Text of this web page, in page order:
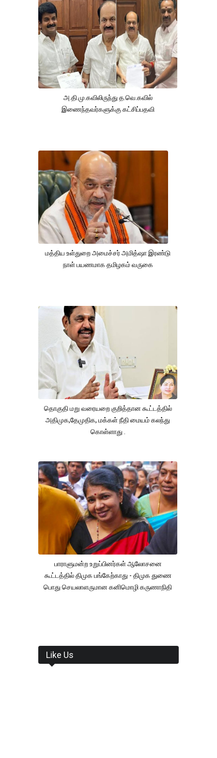
அ.தி.மு.கவிலிருந்து த.வெ.கவில்
இணைந்தவர்களுக்கு கட்சிப்பதவி
மத்திய உள்துறை அமைச்சர் அமித்ஷா இரண்டு
நாள் பயணமாக தமிழகம் வருகை
தொகுதி மறு வரையறை குறித்தான கூட்டத்தில்
அதிமுக,தேமுதிக, மக்கள் நீதி மையம் கலந்து
கொள்ளாது .
பாராளுமன்ற உறுப்பினர்கள் ஆலோசனை
கூட்டத்தில் திமுக பங்கேற்காது - திமுக துணை
பொது செயலாளருமான கனிமொழி கருணாநிதி
Like Us